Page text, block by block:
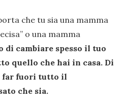
che tu sia una mamma
o una mamma
cambiare spesso il tuo
quello che hai in casa. Di
far fuori tutto il
che sia.